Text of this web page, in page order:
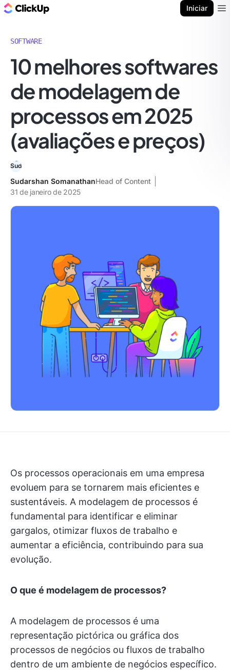
Iniciar
SOFTWARE
10 melhores softwares
de modelagem de
processos em 2025
(avaliações e preços)
Sudarshan SomanathanHead of Content
31 de janeiro de 2025
Os processos operacionais em uma empresa
evoluem para se tornarem mais eficientes e
sustentáveis. A modelagem de processos é
fundamental para identificar e eliminar
gargalos, otimizar fluxos de trabalho e
aumentar a eficiência, contribuindo para sua
evolução.
O que é modelagem de processos?
A modelagem de processos é uma
representação pictórica ou gráfica dos
processos de negócios ou fluxos de trabalho
dentro de um ambiente de negócios específico.